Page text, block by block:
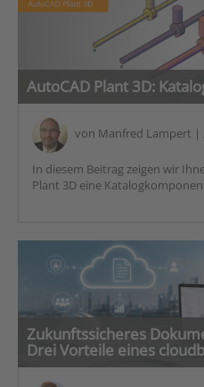
AutoCAD Plant 3D:
von Manfred Lampert |
In diesem Beitrag zeigen wir
Plant 3D eine
Zukunftssicheres
Drei Vorteile eines